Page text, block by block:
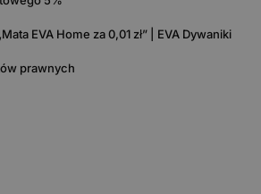
EVA Home za 0,01 zł” | EVA Dywaniki
prawnych